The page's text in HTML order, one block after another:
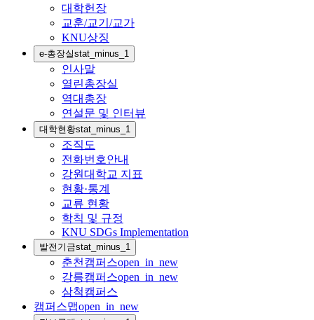
대학헌장
교훈/교기/교가
KNU상징
e-총장실stat_minus_1
인사말
열린총장실
역대총장
연설문 및 인터뷰
대학현황stat_minus_1
조직도
전화번호안내
강원대학교 지표
현황·통계
교류 현황
학칙 및 규정
KNU SDGs Implementation
발전기금stat_minus_1
춘천캠퍼스open_in_new
강릉캠퍼스open_in_new
삼척캠퍼스
캠퍼스맵open_in_new